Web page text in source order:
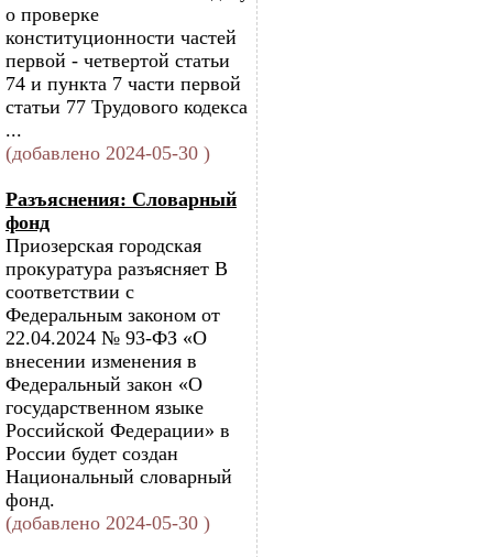
о проверке
конституционности частей
первой - четвертой статьи
74 и пункта 7 части первой
статьи 77 Трудового кодекса
...
(добавлено 2024-05-30 )
Разъяснения: Словарный
фонд
Приозерская городская
прокуратура разъясняет В
соответствии с
Федеральным законом от
22.04.2024 № 93-ФЗ «О
внесении изменения в
Федеральный закон «О
государственном языке
Российской Федерации» в
России будет создан
Национальный словарный
фонд.
(добавлено 2024-05-30 )